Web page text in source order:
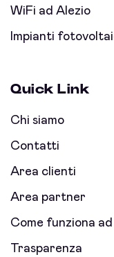
WiFi ad Alezio
Impianti
Quick Link
Chi siamo
Contatti
Area clienti
Area partner
Come funziona
Trasparenza